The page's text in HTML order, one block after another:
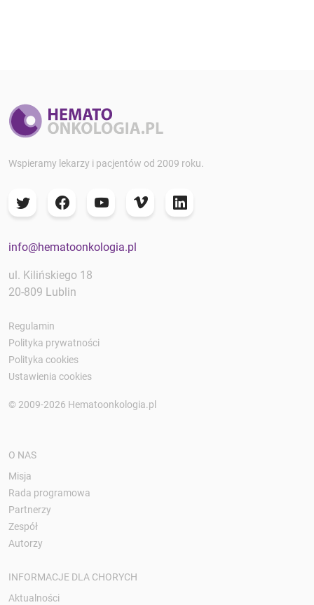
Wspieramy lekarzy i pacjentów od 2009 roku.
info@hematoonkologia.pl
ul. Kilińskiego 18
20-809 Lublin
Regulamin
Polityka prywatności
Polityka cookies
Ustawienia cookies
© 2009-2026 Hematoonkologia.pl
O NAS
Misja
Rada programowa
Partnerzy
Zespół
Autorzy
INFORMACJE DLA CHORYCH
Aktualności